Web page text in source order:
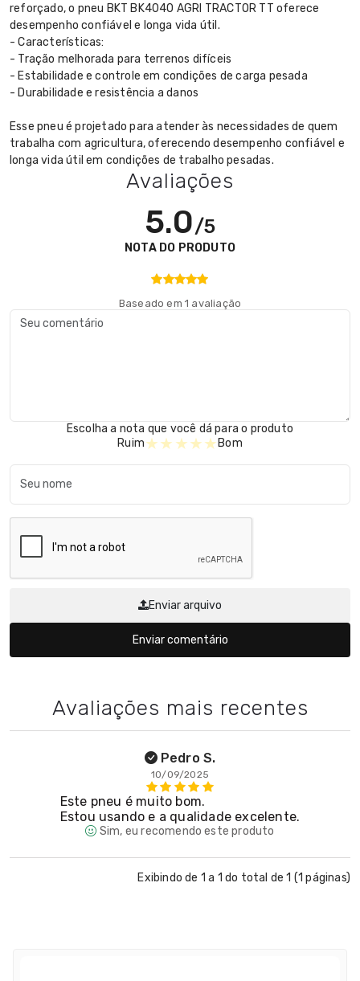
reforçado, o pneu BKT BK4040 AGRI TRACTOR TT oferece
desempenho confiável e longa vida útil.
- Características:
- Tração melhorada para terrenos difíceis
- Estabilidade e controle em condições de carga pesada
- Durabilidade e resistência a danos
Esse pneu é projetado para atender às necessidades de quem
trabalha com agricultura, oferecendo desempenho confiável e
longa vida útil em condições de trabalho pesadas.
Avaliações
5.0/5
NOTA DO PRODUTO
Baseado em 1 avaliação
Escolha a nota que você dá para o produto
Ruim
★
★
★
★
★ Bom
Enviar arquivo
Enviar comentário
Avaliações mais recentes
Pedro S.
10/09/2025
Este pneu é muito bom.
Estou usando e a qualidade excelente.
Sim, eu recomendo este produto
Exibindo de 1 a 1 do total de 1 (1 páginas)